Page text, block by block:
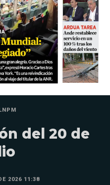
del 20 de
2026 11:38